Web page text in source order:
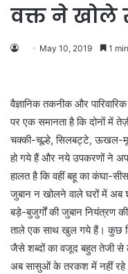
वक्त ने
May 10, 2019 1
वैज्ञानिक तकनीक और
पर एक समानता है कि दोनों में
चक्की-चूल्हे, सिलबट्टे, ऊखल-
हो गये हैं और नये उपकरणों ने
हालत है कि वहीं बहू का कंघा-
जुबान न खोलने वाले घरों में अब
बड़े-बुजुर्गों की जुबान नियंत्रण
ताले एक साथ खुल गये हैं। कुछ
जैसे शब्दों का वजूद बहुत तेजी से
अब सासुओं के तरकश में नहीं रहे।